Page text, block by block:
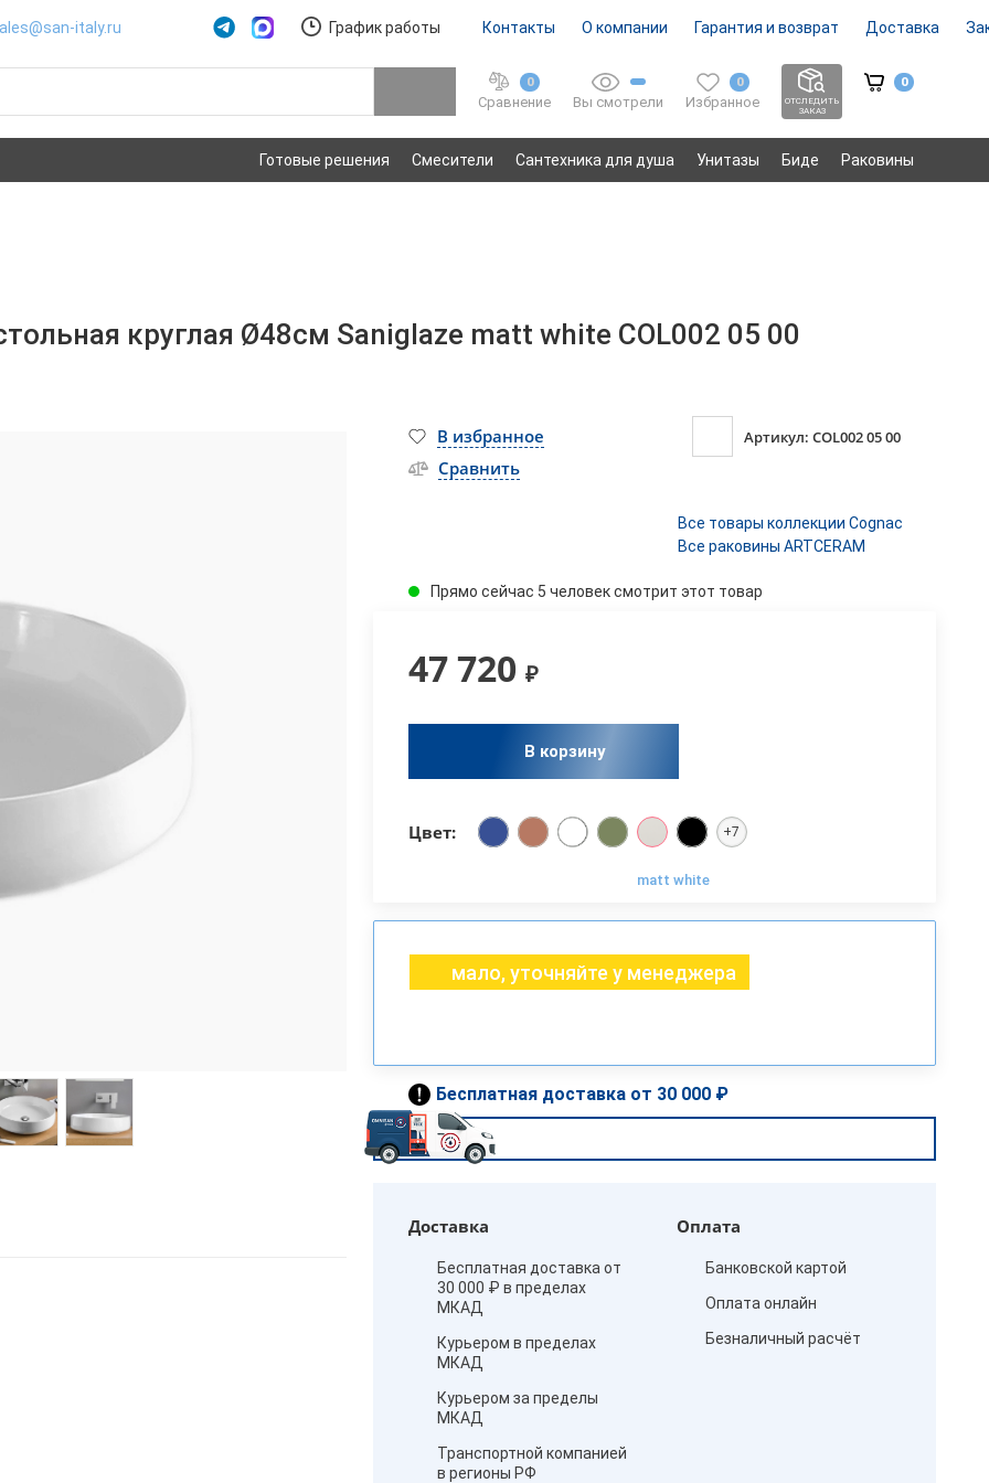
italy.ru График работы Контакты О компании Гарантия и возврат Доставка
0
Сравнение Вы смотрели
0
Избранное
ОТСЛЕДИТЬ
ЗАКАЗ
0
Готовые решения Смесители Сантехника для душа Унитазы Биде Раковины
круглая Ø48см Saniglaze matt white COL002 05 00
В избранное Артикул: COL002 05 00
Сравнить
Все товары коллекции Cognac
Все раковины ARTCERAM
Прямо сейчас 5 человек смотрит этот товар
47 720 ₽
В корзину
Цвет:
matt white
+7
мало, уточняйте у менеджера
Бесплатная доставка от 30 000 ₽
Доставка
Бесплатная доставка от
30 000 ₽ в пределах
МКАД
Курьером в пределах
МКАД
Курьером за пределы
МКАД
Транспортной компанией
в регионы РФ
Оплата
Банковской картой
Оплата онлайн
Безналичный расчёт